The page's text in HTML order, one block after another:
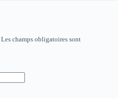
Les champs obligatoires sont